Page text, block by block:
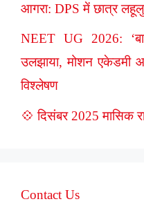
आगरा: DPS में छात्र
NEET UG 2026:
उलझाया, मोशन एकेडमी
विश्लेषण
💠 दिसंबर 2025 मासिक
Contact Us